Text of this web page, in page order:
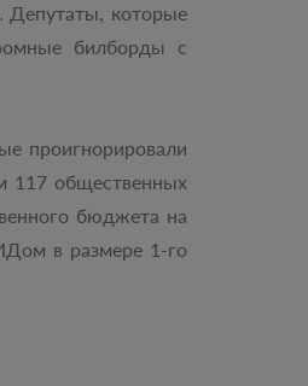
Депутаты, которые
билборды с
проигнорировали
117 общественных
бюджета на
в размере 1-го